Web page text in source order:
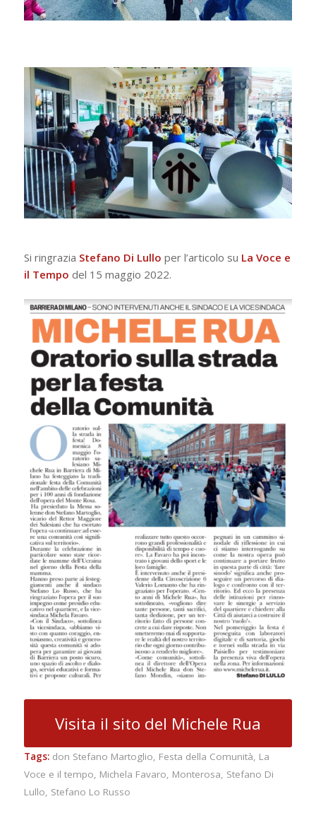
Si ringrazia Stefano Di Lullo per l’articolo su La Voce e
il Tempo del 15 maggio 2022.
Visita il sito del Michele Rua
Tags: don Stefano Martoglio Festa della Comunità La
Voce e il tempo Michela Favaro Monterosa Stefano Di
Lullo Stefano Lo Russo